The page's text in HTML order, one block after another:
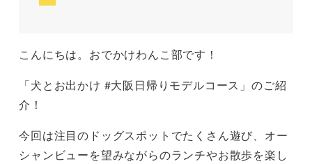
こんにちは。おでかけわんこ部です！
「犬とお出かけ #大阪日帰りモデルコース」のご紹
介！
今回は注目のドッグスポットでたくさん遊び、オー
シャンビューを望みながらのランチやお散歩を楽し